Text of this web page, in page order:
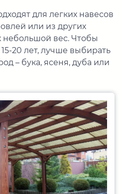
для легких навесов
или из других
вес. Чтобы
20 лет, лучше выбирать
– бука, ясеня, дуба или